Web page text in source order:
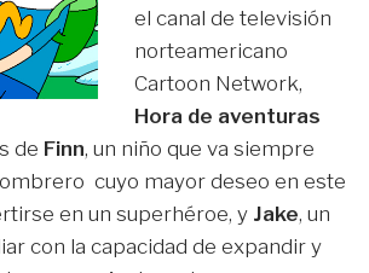
el canal de televisión
norteamericano
Cartoon Network,
Hora de aventuras
de Finn, un niño que va siempre
cuyo mayor deseo en este
en un superhéroe, y Jake, un
con la capacidad de expandir y